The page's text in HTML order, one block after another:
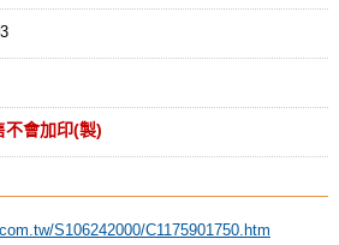
不會加印(製)
S106242000/C1175901750.htm